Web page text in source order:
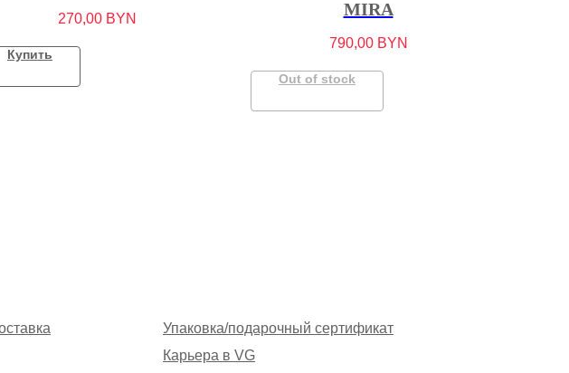
270,00 BYN
Купить
MIRA
790,00 BYN
Out of stock
Упаковка/подарочный сертификат
Карьера в VG